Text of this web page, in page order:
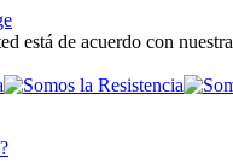
está de acuerdo con nuestra